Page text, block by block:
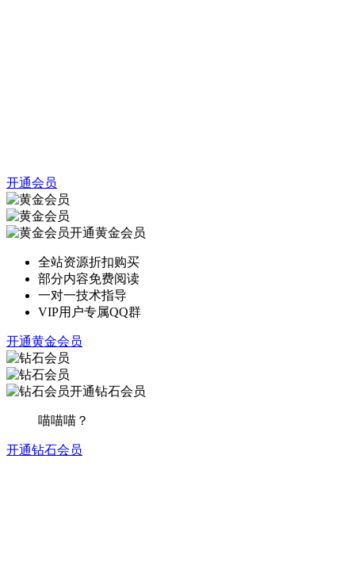
开通会员
开通黄金会员
全站资源折扣购买
部分内容免费阅读
一对一技术指导
VIP用户专属QQ群
开通黄金会员
开通钻石会员
喵喵喵？
开通钻石会员